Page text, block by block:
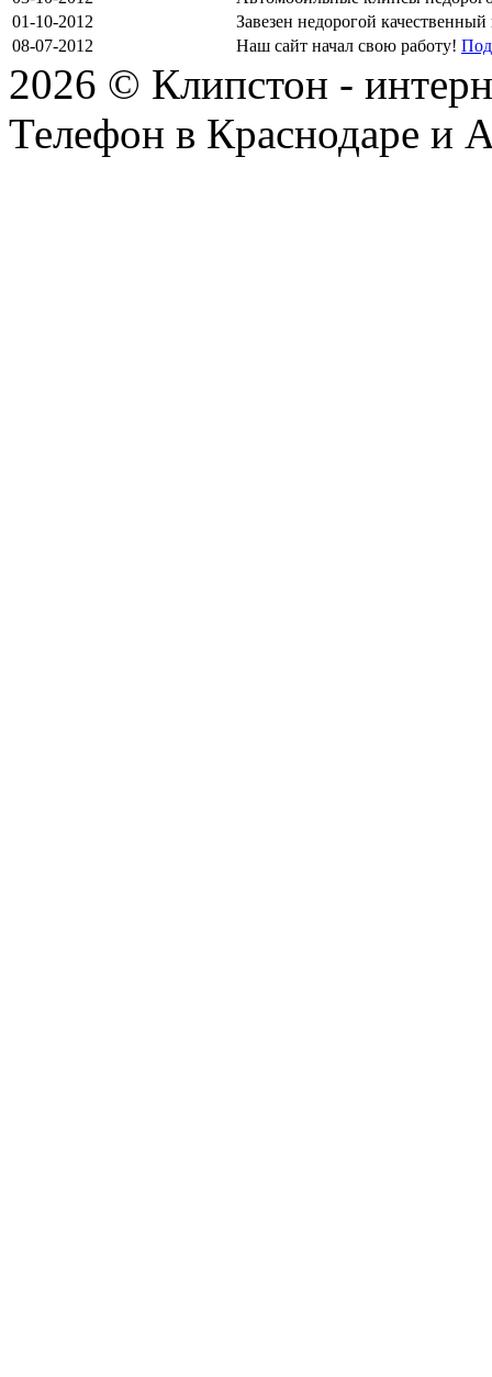
01-10-2012
Завезен недорогой
08-07-2012
Наш сайт начал свою работу!
2026 © Клипстон -
Телефон в Краснодаре и